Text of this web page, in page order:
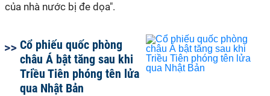
của nhà nước bị đe dọa".
Cổ phiếu quốc phòng
châu Á bật tăng sau khi
Triều Tiên phóng tên lửa
qua Nhật Bản